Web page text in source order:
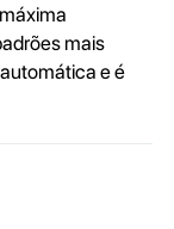
mais
e é